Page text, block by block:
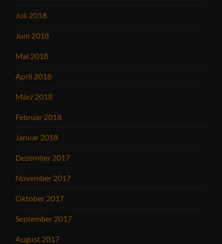
Juli 2018
Juni 2018
Mai 2018
April 2018
März 2018
Februar 2018
Januar 2018
Dezember 2017
November 2017
Oktober 2017
September 2017
August 2017